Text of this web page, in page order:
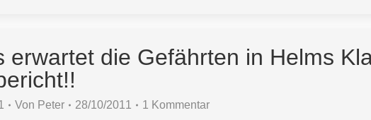
erwartet die Gefährten in Helms
Von Peter 28/10/2011 1 Kommentar